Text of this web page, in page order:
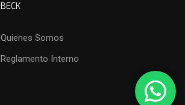
BECK
Quienes Somos
Reglamento Interno